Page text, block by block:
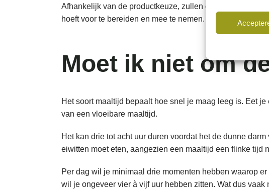
Afhankelijk van de productkeuze, zullen grotere
hoeft voor te bereiden en mee te nemen.
Moet ik niet om
Het soort maaltijd bepaalt hoe snel je maag leeg is. Eet
van een vloeibare maaltijd.
Het kan drie tot acht uur duren voordat het de dunne
eiwitten moet eten, aangezien een maaltijd een flinke tijd
Per dag wil je minimaal drie momenten hebben waarop
wil je ongeveer vier à vijf uur hebben zitten. Wat dus